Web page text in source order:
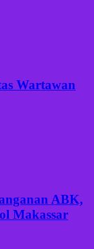
Wartawan
ABK,
Makassar